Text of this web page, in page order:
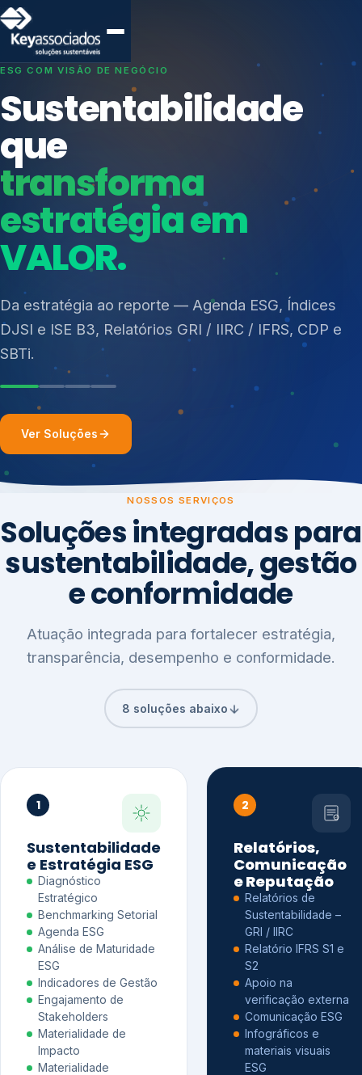
SISTEMAS DE GESTÃO OTIMIZADOS E INTEGRADOS
Conformidade que
protege seu
negócio.
Consultoria, auditoria e treinamentos em ISO 27001,
ISO 27701, ISO 42001, ISO 37001, ISO 9001, ISO
14001, ISO 45001, ONA e PNQ — Gestão de
resíduos sólidos (PGRS/PMGRS).
Índices de Mercado
Mudanças Climáticas
Reputação e Cadeia
Reporte Regulatório
Ver Soluções
NOSSOS SERVIÇOS
Soluções integradas para
sustentabilidade, gestão
e conformidade
Atuação integrada para fortalecer estratégia,
transparência, desempenho e conformidade.
8 soluções abaixo
1
Sustentabilidade
e Estratégia ESG
Diagnóstico
Estratégico
Benchmarking Setorial
Agenda ESG
Análise de Maturidade
ESG
Indicadores de Gestão
Engajamento de
Stakeholders
Materialidade de
Impacto
Materialidade
2
Relatórios,
Comunicação
e Reputação
Relatórios de
Sustentabilidade –
GRI / IIRC
Relatório IFRS S1 e
S2
Apoio na
verificação externa
Comunicação ESG
Infográficos e
materiais visuais
ESG